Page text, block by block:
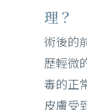
理？
術後的
歷輕微
毒的正
皮膚受